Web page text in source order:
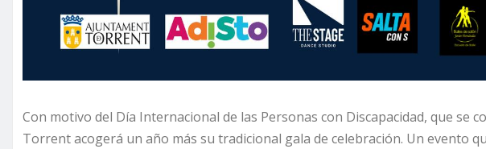
Con motivo del Día Internacional de las Personas con Discapacidad, que se
Torrent acogerá un año más su tradicional gala de celebración. Un evento